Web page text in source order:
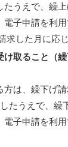
うえで、繰
子申請を利用
求した月に応
け取ること（
方は、繰下げ
たうえで、繰
子申請を利用